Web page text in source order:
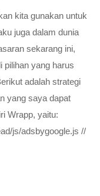
kita gunakan untuk
juga dalam dunia
sekarang ini,
pilihan yang harus
adalah strategi
yang saya dapat
Wrapp, yaitu:
js/adsbygoogle.js //